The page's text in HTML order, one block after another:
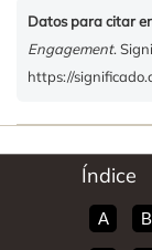
Datos para citar
Engagement.
https://
Índice
A B